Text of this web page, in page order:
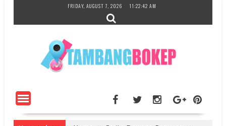
content
FRIDAY, AUGUST 7, 2026 11:22:43 AM